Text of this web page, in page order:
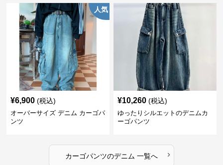
人気
¥6,900 (税込)
オーバーサイズ デニム カーゴパ
ンツ
¥10,260 (税込)
ゆったりシルエットのデニムカ
ーゴパンツ
カーゴパンツのデニム 一覧へ ›